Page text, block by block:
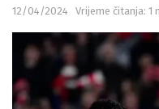
12/04/2024 Vrijeme čitanja: 1